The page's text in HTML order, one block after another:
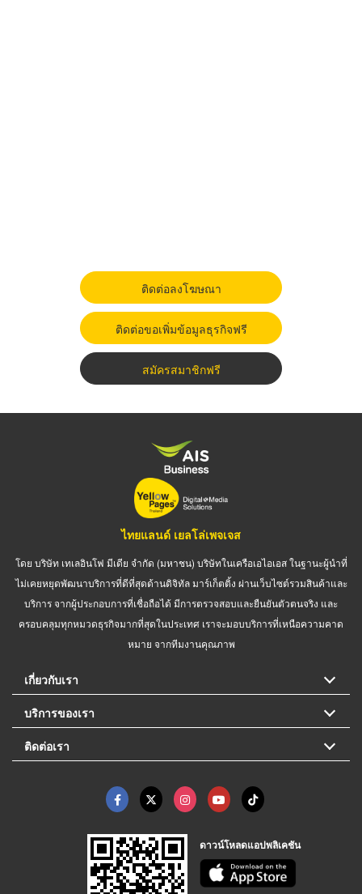
ติดต่อลงโฆษณา
ติดต่อขอเพิ่มข้อมูลธุรกิจฟรี
สมัครสมาชิกฟรี
ไทยแลนด์ เยลโล่เพจเจส
โดย บริษัท เทเลอินโฟ มีเดีย จำกัด (มหาชน) บริษัทในเครือเอไอเอส ในฐานะผู้นำที่
ไม่เคยหยุดพัฒนาบริการที่ดีที่สุดด้านดิจิทัล มาร์เก็ตติ้ง ผ่านเว็บไซต์รวมสินค้าและ
บริการ จากผู้ประกอบการที่เชื่อถือได้ มีการตรวจสอบและยืนยันตัวตนจริง และ
ครอบคลุมทุกหมวดธุรกิจมากที่สุดในประเทศ เราจะมอบบริการที่เหนือความคาด
หมาย จากทีมงานคุณภาพ
เกี่ยวกับเรา
บริการของเรา
ติดต่อเรา
ดาวน์โหลดแอปพลิเคชัน